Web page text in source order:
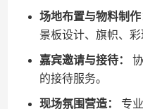
场地布置与物料制作
景板设计、旗帜、彩
嘉宾邀请与接待：
的接待服务。
现场氛围营造：
专